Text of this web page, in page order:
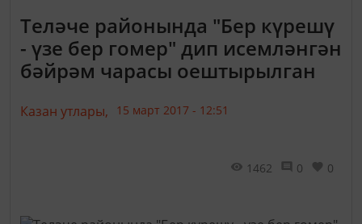
Теләче районында "Бер күрешү
- үзе бер гомер" дип исемләнгән
бәйрәм чарасы оештырылган
Казан утлары, 15 март 2017 - 12:51
1462 0 0